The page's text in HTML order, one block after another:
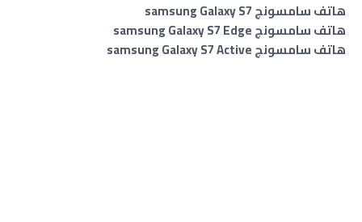
هاتف سامسونج samsung Galaxy S7
هاتف سامسونج samsung Galaxy S7 Edge
هاتف سامسونج samsung Galaxy S7 Active